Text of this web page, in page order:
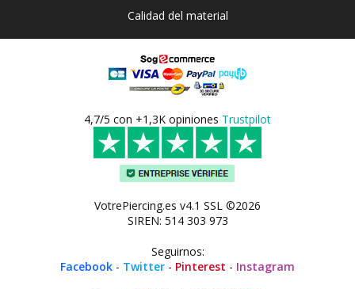
Calidad del material
4,7/5 con +1,3K opiniones Trustpilot
VotrePiercing.es v4.1 SSL ©2026
SIREN: 514 303 973
Seguirnos:
Facebook - Twitter - Pinterest - Instagram